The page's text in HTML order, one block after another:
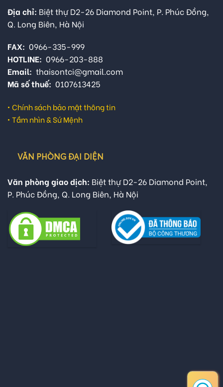
Địa chỉ: Biệt thự D2-26 Diamond Point, P. Phúc Đồng,
Q. Long Biên, Hà Nội
FAX: 0966-335-999
HOTLINE: 0966-203-888
Email: thaisontci@gmail.com
Mã số thuế: 0107613425
• Chính sách bảo mật thông tin
• Tầm nhìn & Sứ Mệnh
VĂN PHÒNG ĐẠI DIỆN
Văn phòng giao dịch: Biệt thự D2-26 Diamond Point,
P. Phúc Đồng, Q. Long Biên, Hà Nội